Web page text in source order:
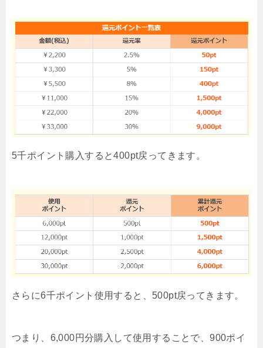
5千ポイント購入すると400pt戻ってきます。
さらに6千ポイント使用すると、500pt戻ってきます。
つまり、6,000円分購入して使用することで、900ポイ